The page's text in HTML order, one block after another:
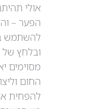
אולי
הפער –
ובלחץ
מסוימים
החום
להפחית